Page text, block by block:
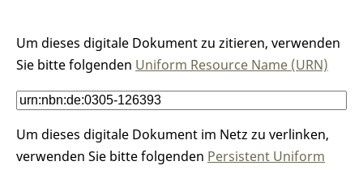
Um dieses digitale Dokument zu zitieren, verwenden
Sie bitte folgenden Uniform Resource Name (URN)
Um dieses digitale Dokument im Netz zu verlinken,
verwenden Sie bitte folgenden Persistent Uniform